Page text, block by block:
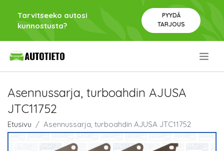
Tarvitseeko autosi
kunnostusta?
PYYDÄ
TARJOUS
Asennussarja, turboahdin AJUSA
JTC11752
Etusivu Asennussarja, turboahdin AJUSA JTC11752